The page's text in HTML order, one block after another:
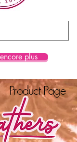
plus
Product Page